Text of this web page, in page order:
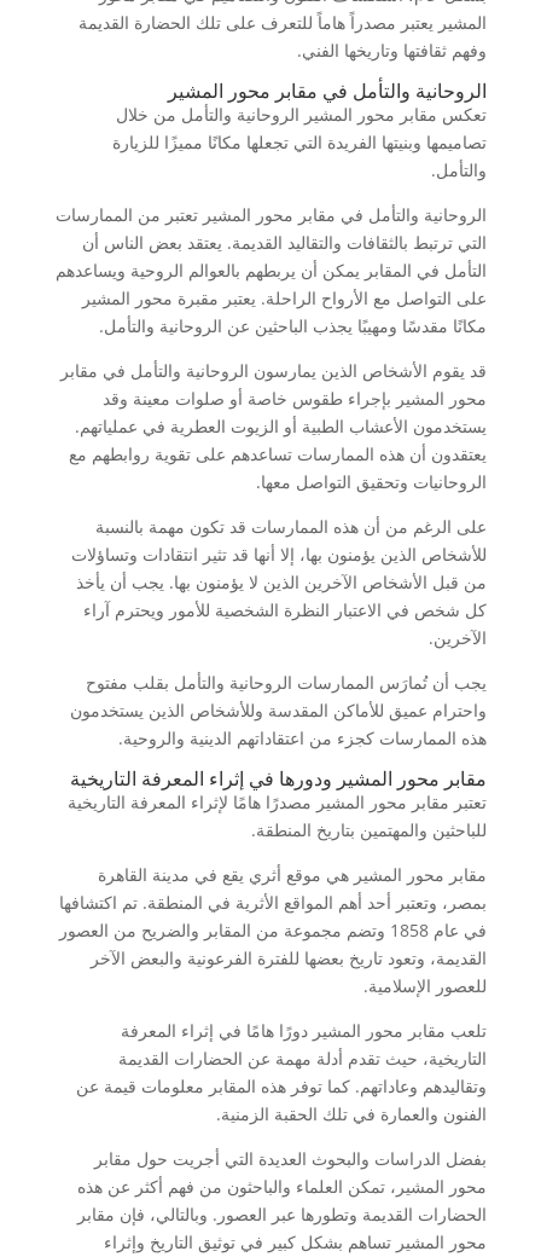
المشير يعتبر مصدراً هاماً للتعرف على تلك الحضارة القديمة
وفهم ثقافتها وتاريخها الفني.
الروحانية والتأمل في مقابر محور المشير
تعكس مقابر محور المشير الروحانية والتأمل من خلال
تصاميمها وبنيتها الفريدة التي تجعلها مكانًا مميزًا للزيارة
والتأمل.
الروحانية والتأمل في مقابر محور المشير تعتبر من الممارسات
التي ترتبط بالثقافات والتقاليد القديمة. يعتقد بعض الناس أن
التأمل في المقابر يمكن أن يربطهم بالعوالم الروحية ويساعدهم
على التواصل مع الأرواح الراحلة. يعتبر مقبرة محور المشير
مكانًا مقدسًا ومهيبًا يجذب الباحثين عن الروحانية والتأمل.
قد يقوم الأشخاص الذين يمارسون الروحانية والتأمل في مقابر
محور المشير بإجراء طقوس خاصة أو صلوات معينة وقد
يستخدمون الأعشاب الطبية أو الزيوت العطرية في عملياتهم.
يعتقدون أن هذه الممارسات تساعدهم على تقوية روابطهم مع
الروحانيات وتحقيق التواصل معها.
على الرغم من أن هذه الممارسات قد تكون مهمة بالنسبة
للأشخاص الذين يؤمنون بها، إلا أنها قد تثير انتقادات وتساؤلات
من قبل الأشخاص الآخرين الذين لا يؤمنون بها. يجب أن يأخذ
كل شخص في الاعتبار النظرة الشخصية للأمور ويحترم آراء
الآخرين.
يجب أن تُمارَس الممارسات الروحانية والتأمل بقلب مفتوح
واحترام عميق للأماكن المقدسة وللأشخاص الذين يستخدمون
هذه الممارسات كجزء من اعتقاداتهم الدينية والروحية.
مقابر محور المشير ودورها في إثراء المعرفة التاريخية
تعتبر مقابر محور المشير مصدرًا هامًا لإثراء المعرفة التاريخية
للباحثين والمهتمين بتاريخ المنطقة.
مقابر محور المشير هي موقع أثري يقع في مدينة القاهرة
بمصر، وتعتبر أحد أهم المواقع الأثرية في المنطقة. تم اكتشافها
في عام 1858 وتضم مجموعة من المقابر والضريح من العصور
القديمة، وتعود تاريخ بعضها للفترة الفرعونية والبعض الآخر
للعصور الإسلامية.
تلعب مقابر محور المشير دورًا هامًا في إثراء المعرفة
التاريخية، حيث تقدم أدلة مهمة عن الحضارات القديمة
وتقاليدهم وعاداتهم. كما توفر هذه المقابر معلومات قيمة عن
الفنون والعمارة في تلك الحقبة الزمنية.
بفضل الدراسات والبحوث العديدة التي أجريت حول مقابر
محور المشير، تمكن العلماء والباحثون من فهم أكثر عن هذه
الحضارات القديمة وتطورها عبر العصور. وبالتالي، فإن مقابر
محور المشير تساهم بشكل كبير في توثيق التاريخ وإثراء